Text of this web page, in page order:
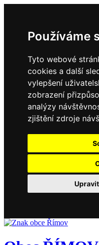
Používáme
Tyto webové
cookies a další
vylepšení
zobrazení
analýzy
zjištění zdroje